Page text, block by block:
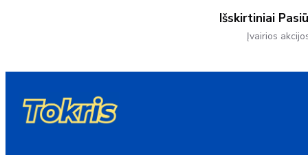
Išskirtiniai
Įvairios